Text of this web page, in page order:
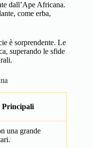
dall’Ape Africana.
come erba,
è sorprendente. Le
superando le sfide
Principali
una grande